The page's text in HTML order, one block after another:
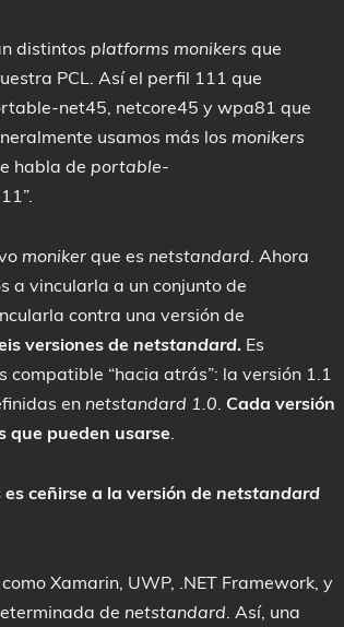
distintos platforms monikers que
PCL. Así el perfil 111 que
net45, netcore45 y wpa81 que
usamos más los monikers
habla de portable-
moniker que es netstandard. Ahora
a vincularla a un conjunto de
contra una versión de
versiones de netstandard. Es
compatible “hacia atrás”: la versión 1.1
en netstandard 1.0. Cada versión
que pueden usarse.
ceñirse a la versión de netstandard
Xamarin, UWP, .NET Framework, y
de netstandard. Así, una